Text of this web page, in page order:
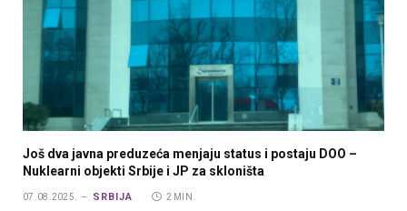
Još dva javna preduzeća menjaju status i postaju DOO –
Nuklearni objekti Srbije i JP za skloništa
07.08.2025. SRBIJA 2 MIN.